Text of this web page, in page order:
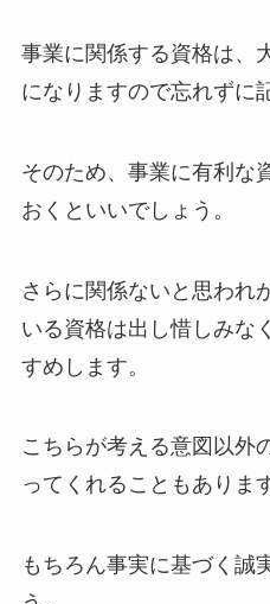
事業に関係する資格は、
になりますので忘れずに
そのため、事業に有利な
おくといいでしょう。
さらに関係ないと思われ
いる資格は出し惜しみな
すめします。
こちらが考える意図以外
ってくれることもありま
もちろん事実に基づく誠